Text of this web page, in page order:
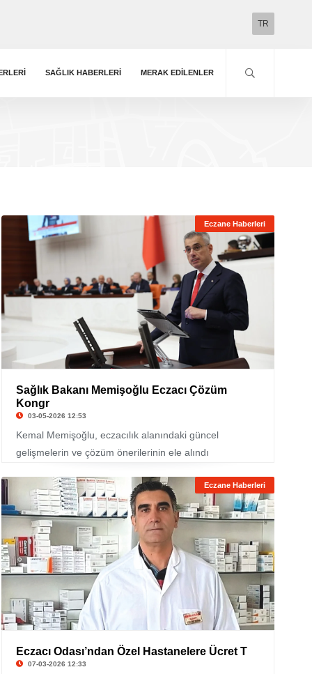
TR
SAĞLIK HABERLERI MERAK EDILENLER
Eczane Haberleri
Sağlık Bakanı Memişoğlu Eczacı Çözüm
Kongr
03-05-2026 12:53
Kemal Memişoğlu, eczacılık alanındaki güncel
gelişmelerin ve çözüm önerilerinin ele alındı
Eczane Haberleri
Eczacı Odası’ndan Özel Hastanelere Ücret T
07-03-2026 12:33